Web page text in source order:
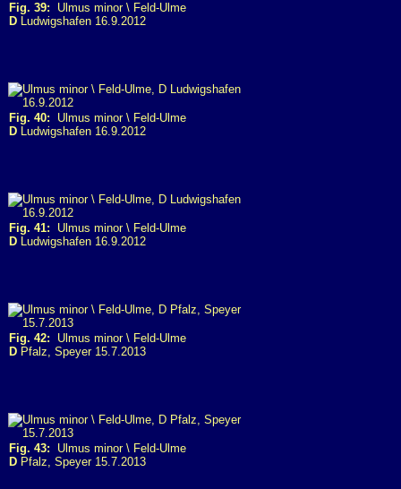
Fig. 39: Ulmus minor \ Feld-Ulme
D Ludwigshafen 16.9.2012
Fig. 40: Ulmus minor \ Feld-Ulme
D Ludwigshafen 16.9.2012
Fig. 41: Ulmus minor \ Feld-Ulme
D Ludwigshafen 16.9.2012
Fig. 42: Ulmus minor \ Feld-Ulme
D Pfalz, Speyer 15.7.2013
Fig. 43: Ulmus minor \ Feld-Ulme
D Pfalz, Speyer 15.7.2013